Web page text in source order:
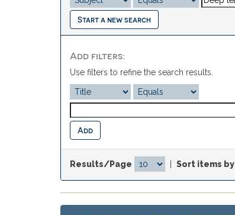
Start a new search
Add filters:
Use filters to refine the search results.
Results/Page Sort items by